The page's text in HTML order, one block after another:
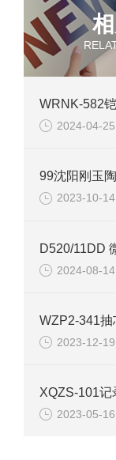
WRNK-582
2024-04-25
2023-10-14
2024-08-14
2023-12-19
2023-05-16